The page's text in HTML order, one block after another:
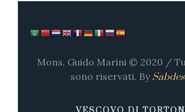
Mons. Guido Marini © 2020 /
sono riservati. By